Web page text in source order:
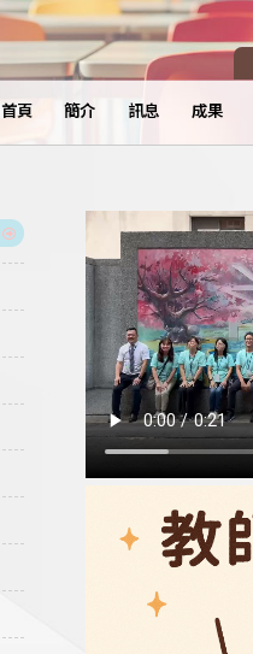
首頁 簡介 訊息 成果